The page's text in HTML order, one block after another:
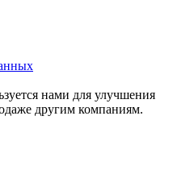
нами для улучшения
другим компаниям.